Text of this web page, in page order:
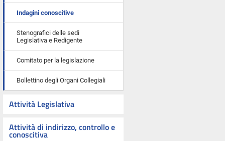
Indagini conoscitive
Stenografici delle sedi
Legislativa e Redigente
Comitato per la legislazione
Bollettino degli Organi Collegiali
Attività Legislativa
Attività di indirizzo, controllo e
conoscitiva